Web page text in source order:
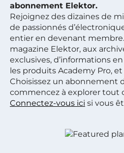
abonnement Elektor.
Rejoignez des dizaines de
de passionnés
entier en devenant membre.
magazine Elektor, aux
exclusives, d’informations
les produits Academy Pro,
Choisissez un abonnement
commencez à explorer tout
Connectez-vous ici si vous